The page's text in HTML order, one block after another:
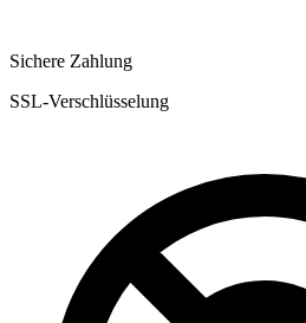
Sichere Zahlung
SSL-Verschlüsselung